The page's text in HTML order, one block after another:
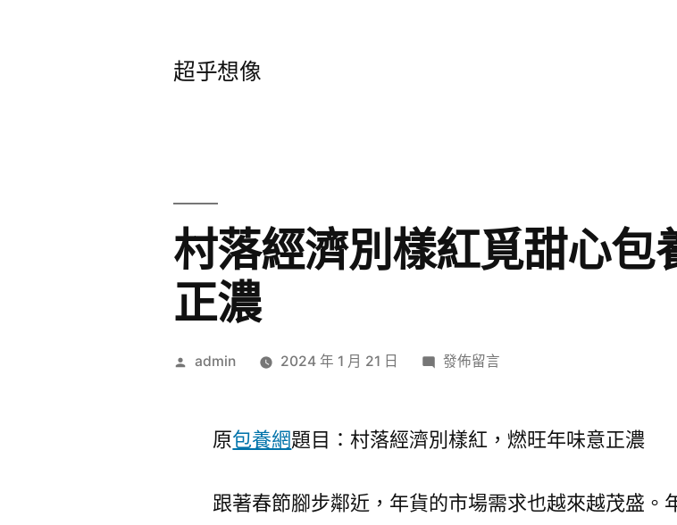
超乎想像
村落經濟別樣紅覓甜心包
正濃
作
admin 2024 年 1 月 21 日
在
經
樣
發佈留言
原包養網題目：村落經濟別樣紅，燃旺年味意正濃
跟著春節腳步鄰近，年貨的市場需求也越來越茂盛。